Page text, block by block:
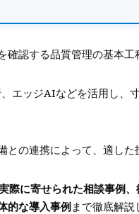
認する品質管理の基本工
エッジAIなどを活用し、
の連携によって、適した
に寄せられた相談事例
的な導入事例まで徹底解